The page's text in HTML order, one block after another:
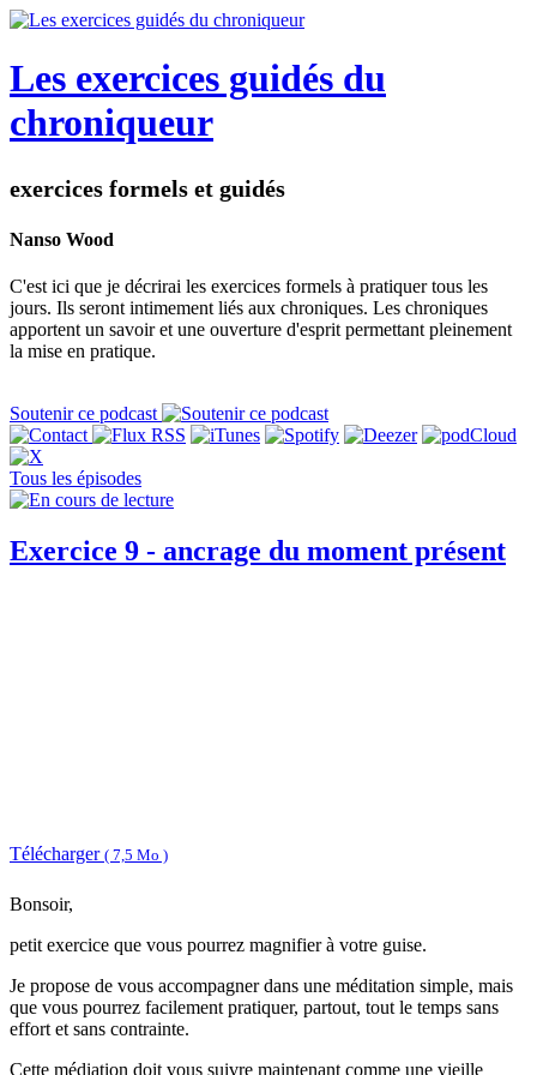
Les exercices guidés du
chroniqueur
exercices formels et guidés
Nanso Wood
C'est ici que je décrirai les exercices formels à pratiquer tous les
jours. Ils seront intimement liés aux chroniques. Les chroniques
apportent un savoir et une ouverture d'esprit permettant pleinement
la mise en pratique.
Soutenir ce podcast
Tous les épisodes
Exercice 9 - ancrage du moment présent
Télécharger ( 7,5 Mo )
Bonsoir,
petit exercice que vous pourrez magnifier à votre guise.
Je propose de vous accompagner dans une méditation simple, mais
que vous pourrez facilement pratiquer, partout, tout le temps sans
effort et sans contrainte.
Cette médiation doit vous suivre maintenant comme une vieille